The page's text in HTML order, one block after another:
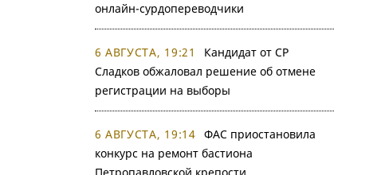
онлайн-сурдопереводчики
6 АВГУСТА, 19:21
Кандидат от СР
Сладков обжаловал решение об отмене
регистрации на выборы
6 АВГУСТА, 19:14 ФАС приостановила
конкурс на ремонт бастиона